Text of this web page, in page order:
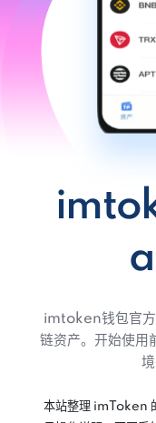
imtoken钱包官
链资产。开始使用
本站整理 imToken